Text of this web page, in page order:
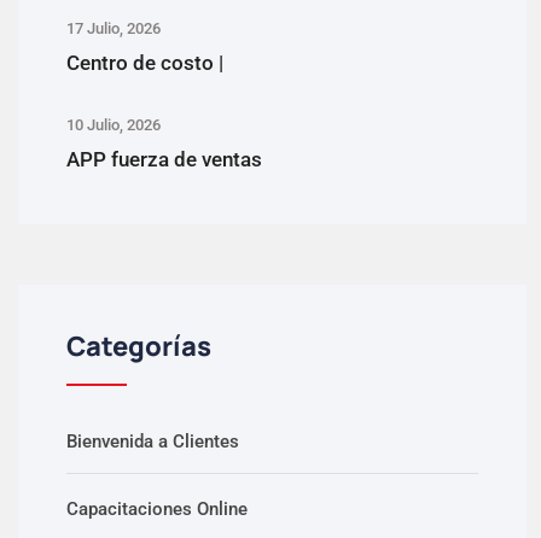
17 Julio, 2026
Centro de costo |
10 Julio, 2026
APP fuerza de ventas
Categorías
Bienvenida a Clientes
Capacitaciones Online